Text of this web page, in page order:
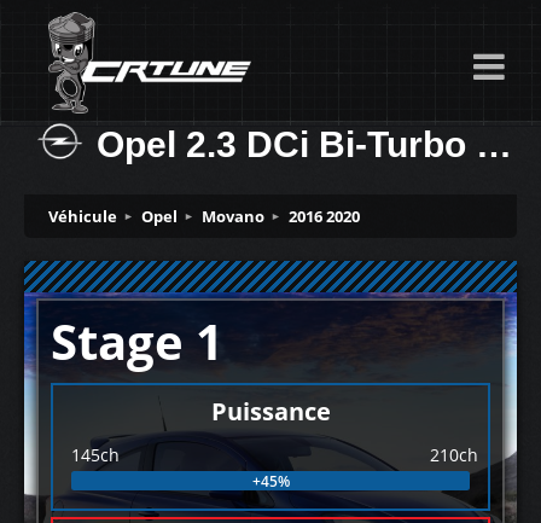
Opel 2.3 DCi Bi-Turbo (Euro 6) 145ch
Véhicule Opel Movano 2016 2020
Stage 1
Puissance
145ch 210ch
+45%